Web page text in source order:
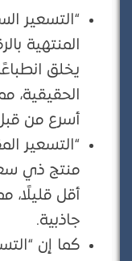
“التسعير
يخلق
الحقيقية،
أسرع من قبل
“التسعير
منتج ذي سعر
أقل قليلًا،
جاذبية.
كما إن